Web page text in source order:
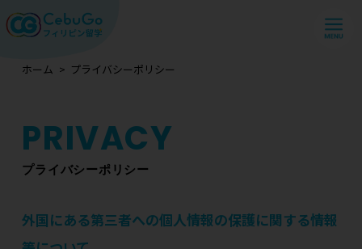
ホーム プライバシーポリシー
プライバシーポリシー
外国にある第三者への個人情報の保護に関する情報